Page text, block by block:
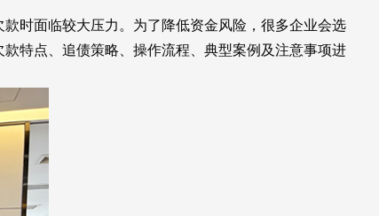
时面临较大压力。为了降低资金风险，很多企业会选
特点、追债策略、操作流程、典型案例及注意事项进